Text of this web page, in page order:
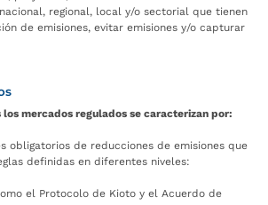
regional, local y/o sectorial que tienen
de emisiones, evitar emisiones y/o capturar
los mercados regulados se caracterizan por:
obligatorios de reducciones de emisiones que
definidas en diferentes niveles:
el Protocolo de Kioto y el Acuerdo de